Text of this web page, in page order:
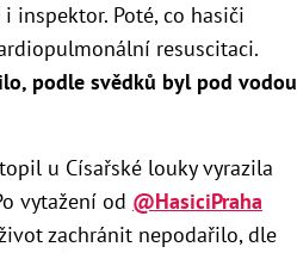
inspektor. Poté, co hasiči
resuscitaci.
podle svědků byl pod vodou
u Císařské louky vyrazila
vytažení od @HasiciPraha
zachránit nepodařilo, dle